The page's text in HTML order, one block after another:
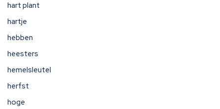
hart plant
hartje
hebben
heesters
hemelsleutel
herfst
hoge